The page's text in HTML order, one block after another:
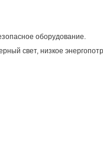
оборудование.
свет, низкое